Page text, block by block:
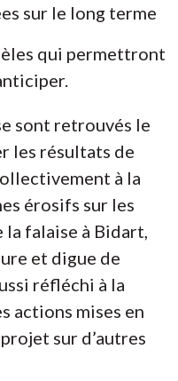
sur le long terme
qui permettront
sont retrouvés le
les résultats de
à la
érosifs sur les
la falaise à Bidart,
et digue de
réfléchi à la
actions mises en
sur d’autres